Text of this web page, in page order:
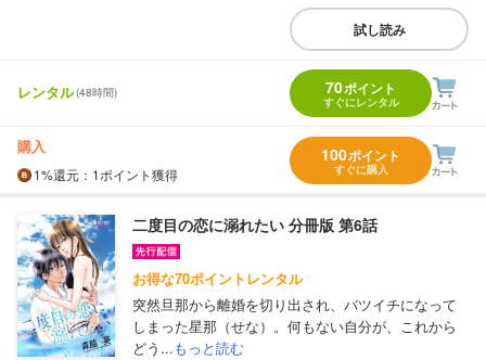
試し読み
レンタル(48時間) 70ポイント
すぐにレンタル
購入
1%還元 ：1ポイント獲得
100ポイント
すぐに購入
二度目の恋に溺れたい 分冊版 第6話
お得な70ポイントレンタル
突然旦那から離婚を切り出され、バツイチになって
しまった星那（せな）。何もない自分が、これから
どう...もっと読む